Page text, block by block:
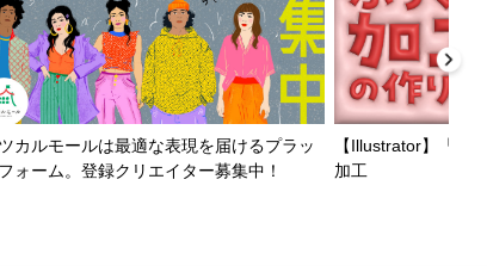
カルモールは最適な表現を届けるプラッ
ォーム。登録クリエイター募集中！
【Illustrator】「3D
加工